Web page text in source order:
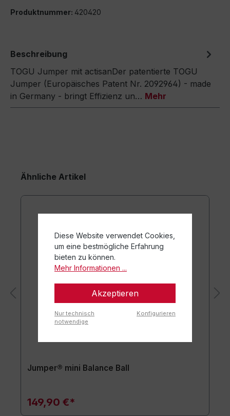
Produktnummer: 420420
Beschreibung
TOGU Jumper mit actisanDer patentierte TOGU
Jumper (Europäisches Patent Nr. 2092964) - made
in Germany - bringt Effizienz un… Mehr
Ähnliche Artikel
Jumper® mini Balance Ball
149,90 €*
Diese Website verwendet Cookies,
um eine bestmögliche Erfahrung
bieten zu können.
Mehr Informationen ...
Akzeptieren
Nur technisch
notwendige
Konfigurieren